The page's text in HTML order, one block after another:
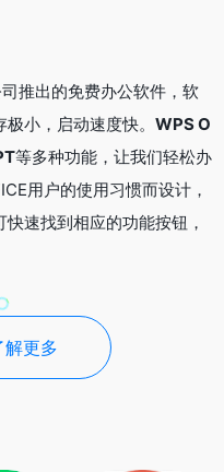
推出的免费办公软件，软
小，启动速度快。 WPS O
等多种功能，让我们轻松办
用户的使用习惯而设计，
速找到相应的功能按钮，
解更多